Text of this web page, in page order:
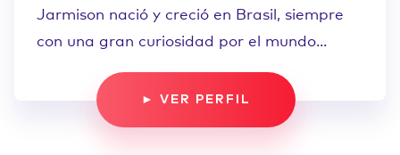
Jarmison nació y creció en Brasil, siempre
con una gran curiosidad por el mundo...
► VER PERFIL